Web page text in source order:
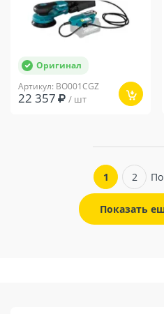
Оригинал
Артикул: BO001CGZ
22 357 / шт
1 2
Показать